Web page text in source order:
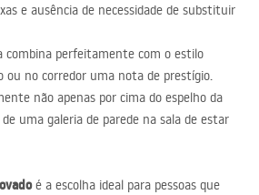
e ausência de necessidade de substituir
perfeitamente com o estilo
no corredor uma nota de prestígio.
não apenas por cima do espelho da
uma galeria de parede na sala de estar
é a escolha ideal para pessoas que